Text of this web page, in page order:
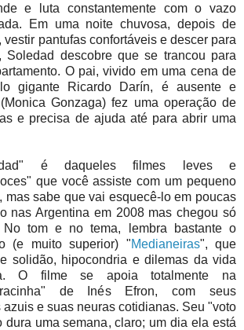
e luta constantemente com o vazo
Em uma noite chuvosa, depois de
vestir pantufas confortáveis e descer para
Soledad descobre que se trancou para
O pai, vivido em uma cena de
gigante Ricardo Darín, é ausente e
Gonzaga) fez uma operação de
e precisa de ajuda até para abrir uma
é daqueles filmes leves e
que você assiste com um pequeno
mas sabe que vai esquecê-lo em poucas
nas Argentina em 2008 mas chegou só
tom e no tema, lembra bastante o
(e muito superior) "Medianeiras", que
solidão, hipocondria e dilemas da vida
O filme se apoia totalmente na
de Inés Efron, com seus
e suas neuras cotidianas. Seu "voto
dura uma semana, claro; um dia ela está